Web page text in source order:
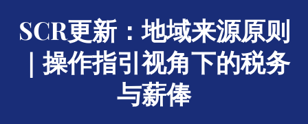
SCR更新：地域来源原则
｜操作指引视角下的税务
与薪俸